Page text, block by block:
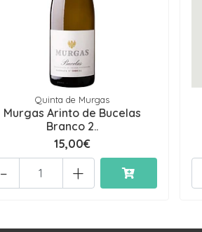
Quinta de Murgas
Murgas Arinto de Bucelas
Branco 2..
15,00€
+
-